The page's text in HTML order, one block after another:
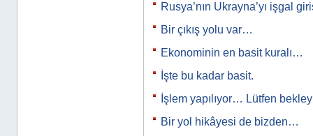
Rusya’nın Ukrayna’yı işgal
Bir çıkış yolu var…
Ekonominin en basit kuralı…
İşte bu kadar basit.
İşlem yapılıyor… Lütfen
Bir yol hikâyesi de bizden…